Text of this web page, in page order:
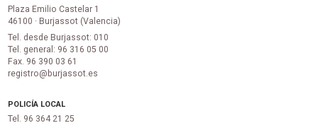
Plaza Emilio Castelar 1
46100 · Burjassot (Valencia)
Tel. desde Burjassot: 010
Tel. general: 96 316 05 00
Fax. 96 390 03 61
registro@burjassot.es
POLICÍA LOCAL
Tel. 96 364 21 25